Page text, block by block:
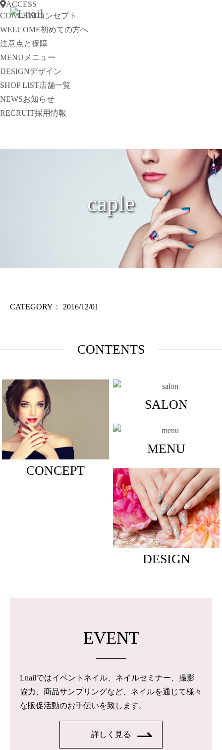
ACCESS
CONCEPTコンセプト
WELCOME初めての方へ
注意点と保障
MENU メニュー
DESIGNデザイン
SHOP LIST店舗一覧
NEWSお知らせ
RECRUIT採用情報
caple
CATEGORY： 2016/12/01
CONTENTS
CONCEPT
SALON
MENU
DESIGN
EVENT
Lnailではイベントネイル、ネイルセミナー、撮影
協力、商品サンプリングなど、ネイルを通じて様々
な販促活動のお手伝いを致します。
詳しく見る